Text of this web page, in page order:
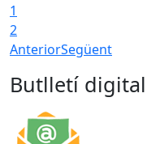
1
2
AnteriorSegüent
Butlletí digital